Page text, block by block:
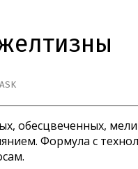
обесцвеченных,
Формула с